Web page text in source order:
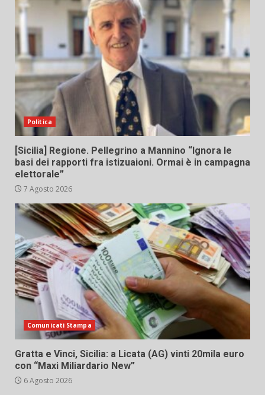
Politica
[Sicilia] Regione. Pellegrino a Mannino “Ignora le
basi dei rapporti fra istizuaioni. Ormai è in campagna
elettorale”
7 Agosto 2026
Comunicati Stampa
Gratta e Vinci, Sicilia: a Licata (AG) vinti 20mila euro
con “Maxi Miliardario New”
6 Agosto 2026